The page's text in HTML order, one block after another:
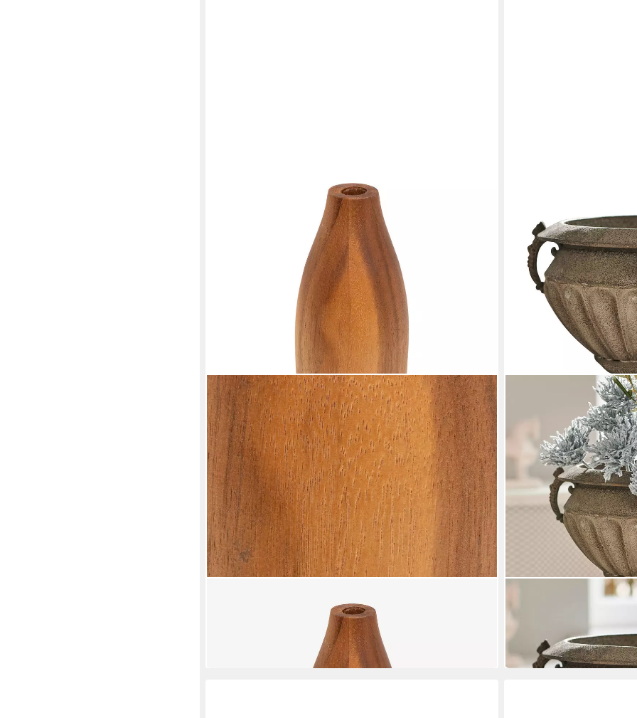
Dekovase Dekorative Vase aus Akazienholz SOLIFLORE
51,95 €
in 2-3 Werktagen bei dir